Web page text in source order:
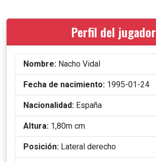
Perfil del jugador
Nombre: Nacho Vidal
Fecha de nacimiento: 1995-01-24
Nacionalidad: España
Altura: 1,80m cm
Posición: Lateral derecho